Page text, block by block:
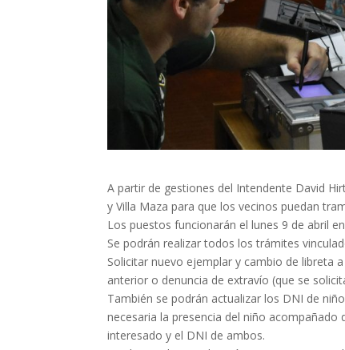
A partir de gestiones del Intendente David
y Villa Maza para que los vecinos puedan
Los puestos funcionarán el lunes 9 de abril
Se podrán realizar todos los trámites
Solicitar nuevo ejemplar y cambio de libreta
anterior o denuncia de extravío (que se
También se podrán actualizar los DNI de
necesaria la presencia del niño
interesado y el DNI de ambos.